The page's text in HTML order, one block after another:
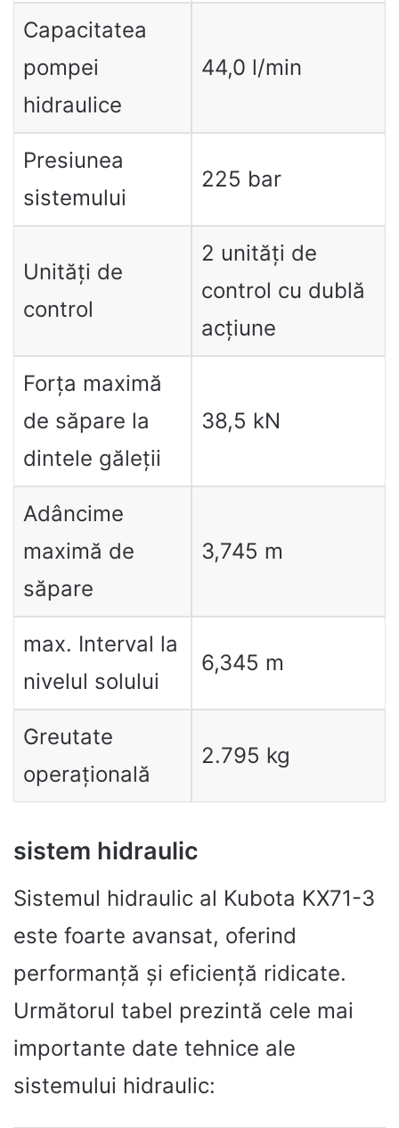
Capacitatea
pompei
hidraulice
44,0 l/min
Presiunea
sistemului
225 bar
Unități de
control
2 unități de
control cu ​​dublă
acțiune
Forța maximă
de săpare la
dintele găleții
38,5 kN
Adâncime
maximă de
săpare
3,745 m
max. Interval la
nivelul solului
6,345 m
Greutate
operațională
2.795 kg
sistem hidraulic
Sistemul hidraulic al Kubota KX71-3
este foarte avansat, oferind
performanță și eficiență ridicate.
Următorul tabel prezintă cele mai
importante date tehnice ale
sistemului hidraulic: